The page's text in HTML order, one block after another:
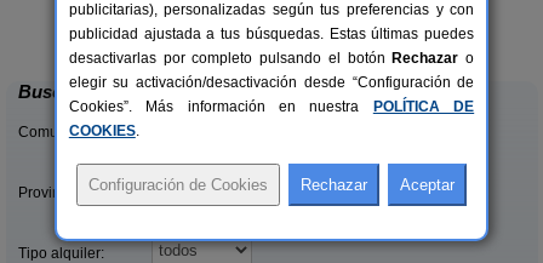
2-6 pers.
desde60 €
Son Camaro
Ciutadella de Menorca (Menorca)
Buscar
Comunidades:
Provincias/Islas:
Tipo alquiler:
publicitarias), personalizadas según tus preferencias y con
publicidad ajustada a tus búsquedas. Estas últimas puedes
desactivarlas por completo pulsando el botón Rechazar o
elegir su activación/desactivación desde “Configuración de
Cookies”. Más información en nuestra
POLÍTICA DE
COOKIES.